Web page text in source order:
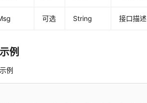
可选 String 接口描述
例
例